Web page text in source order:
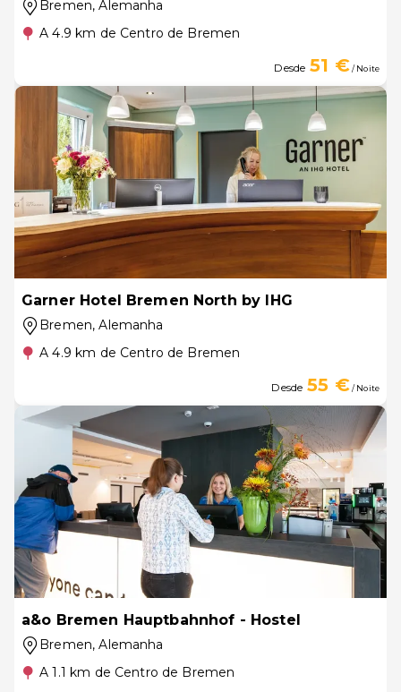
Bremen, Alemanha
A 4.9 km de Centro de Bremen
Desde 51 €/ Noite
Garner Hotel Bremen North by IHG
Bremen, Alemanha
A 4.9 km de Centro de Bremen
Desde 55 €/ Noite
a&o Bremen Hauptbahnhof - Hostel
Bremen, Alemanha
A 1.1 km de Centro de Bremen